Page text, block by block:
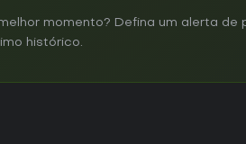
momento? Defina um alerta de
histórico.